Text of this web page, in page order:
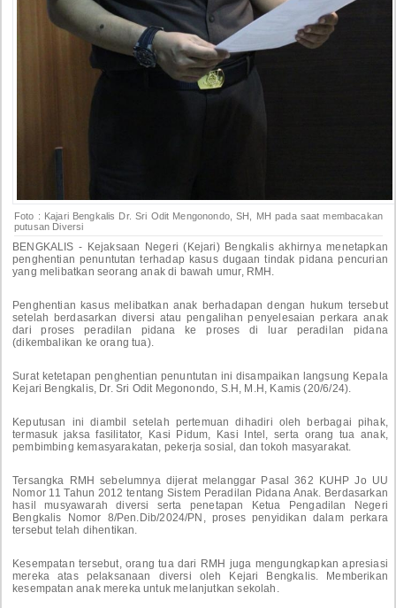
Foto : Kajari Bengkalis Dr. Sri Odit Mengonondo, SH, MH pada saat membacakan
putusan Diversi
BENGKALIS - Kejaksaan Negeri (Kejari) Bengkalis akhirnya menetapkan
penghentian penuntutan terhadap kasus dugaan tindak pidana pencurian
yang melibatkan seorang anak di bawah umur, RMH.
Penghentian kasus melibatkan anak berhadapan dengan hukum tersebut
setelah berdasarkan diversi atau pengalihan penyelesaian perkara anak
dari proses peradilan pidana ke proses di luar peradilan pidana
(dikembalikan ke orang tua).
Surat ketetapan penghentian penuntutan ini disampaikan langsung Kepala
Kejari Bengkalis, Dr. Sri Odit Megonondo, S.H, M.H, Kamis (20/6/24).
Keputusan ini diambil setelah pertemuan dihadiri oleh berbagai pihak,
termasuk jaksa fasilitator, Kasi Pidum, Kasi Intel, serta orang tua anak,
pembimbing kemasyarakatan, pekerja sosial, dan tokoh masyarakat.
Tersangka RMH sebelumnya dijerat melanggar Pasal 362 KUHP Jo UU
Nomor 11 Tahun 2012 tentang Sistem Peradilan Pidana Anak. Berdasarkan
hasil musyawarah diversi serta penetapan Ketua Pengadilan Negeri
Bengkalis Nomor 8/Pen.Dib/2024/PN, proses penyidikan dalam perkara
tersebut telah dihentikan.
Kesempatan tersebut, orang tua dari RMH juga mengungkapkan apresiasi
mereka atas pelaksanaan diversi oleh Kejari Bengkalis. Memberikan
kesempatan anak mereka untuk melanjutkan sekolah.